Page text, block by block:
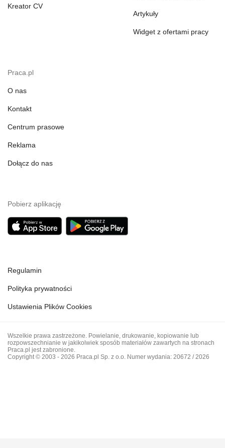
Kreator CV
Artykuły
Widget z ofertami pracy
Praca.pl
O nas
Kontakt
Centrum prasowe
Reklama
Dołącz do nas
Pobierz aplikację
Regulamin
Polityka prywatności
Ustawienia Plików Cookies
Wszelkie prawa zastrzeżone. Powielanie, drukowanie, kopiowanie lub
rozpowszechnianie w jakikolwiek sposób materiałów zawartych na stronach
Praca.pl jest zabronione.
Copyright © 2003 - 2026 Praca.pl Sp. z o.o. Numer wydania: 20672 / 2026